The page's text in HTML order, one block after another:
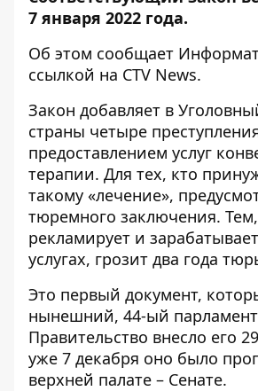
7 января 2022 года.
Об этом сообщает
ссылкой на CTV News.
Закон добавляет в
страны четыре
предоставлением услуг
терапии. Для тех, кто
такому «лечение»,
тюремного заключения.
рекламирует и
услугах, грозит два года
Это первый документ,
нынешний, 44-ый
Правительство внесло его
уже 7 декабря оно было
верхней палате – Сенате.